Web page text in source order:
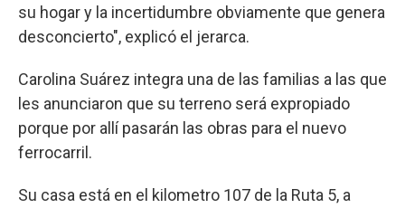
su hogar y la incertidumbre obviamente que genera
desconcierto", explicó el jerarca.
Carolina Suárez integra una de las familias a las que
les anunciaron que su terreno será expropiado
porque por allí pasarán las obras para el nuevo
ferrocarril.
Su casa está en el kilometro 107 de la Ruta 5, a